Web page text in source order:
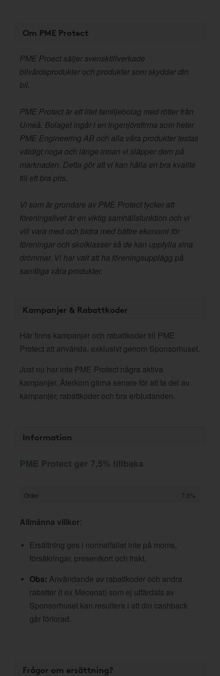
Om PME Protect
PME Proect säljer svensktillverkade
bilvårdsprodukter och produkter som skyddar din
bil.
PME Protect är ett litet familjebolag med rötter från
Umeå. Bolaget ingår i en ingenjörsfirma som heter
PME Engineering AB och alla våra produkter testas
väldigt noga och länge innan vi släpper dem på
marknaden. Detta gör att vi kan hålla en bra kvalité
till ett bra pris.
Vi som är grundare av PME Protect tycker att
föreningslivet är en viktig samhällsfunktion och vi
vill vara med och bidra med bättre ekonomi för
föreningar och skolklasser så de kan uppfylla sina
drömmar. Vi har valt att ha föreningsupplägg på
samtliga våra produkter.
Kampanjer & Rabattkoder
Här finns kampanjer och rabattkoder till PME
Protect att använda, exklusivt genom Sponsorhuset.
Just nu har inte PME Protect några aktiva
kampanjer. Återkom gärna senare för att ta del av
kampanjer, rabattkoder och bra erbjudanden.
Information
PME Protect ger 7,5% tillbaka
Order 7,5%
Allmänna villkor:
Ersättning ges i normalfallet inte på moms,
försäkringar, presentkort och frakt.
Obs: Användande av rabattkoder och andra
rabatter (t ex Mecenat) som ej utfärdats av
Sponsorhuset kan resultera i att din cashback
går förlorad.
Frågor om ersättning?